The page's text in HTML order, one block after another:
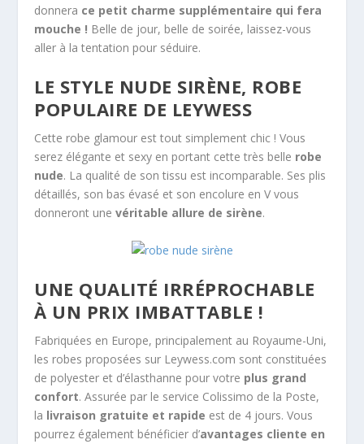
donnera ce petit charme supplémentaire qui fera
mouche ! Belle de jour, belle de soirée, laissez-vous
aller à la tentation pour séduire.
LE STYLE NUDE SIRÈNE, ROBE
POPULAIRE DE LEYWESS
Cette robe glamour est tout simplement chic ! Vous
serez élégante et sexy en portant cette très belle robe
nude. La qualité de son tissu est incomparable. Ses plis
détaillés, son bas évasé et son encolure en V vous
donneront unevéritable allure de sirène.
UNE QUALITÉ IRRÉPROCHABLE
À UN PRIX IMBATTABLE !
Fabriquées en Europe, principalement au Royaume-Uni,
les robes proposées sur Leywess.com sont constituées
de polyester et d’élasthanne pour votre plus grand
confort. Assurée par le service Colissimo de la Poste,
la livraison gratuite et rapide est de 4 jours. Vous
pourrez également bénéficier d’avantages cliente en